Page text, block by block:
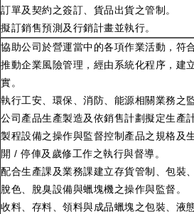
訂單及契約之簽訂、貨品出貨之管制。
擬訂銷售預測及行銷計畫並執行。
協助公司於營運當中的各項作業活動，符
推動企業風險管理，經由系統化程序，建
實。
執行工安、環保、消防、能源相關業務之
公司產品生產製造及依銷售計劃擬定生產
製程設備之操作與監督控制產品之規格及
開 / 停俥及歲修工作之執行與督導。
配合生產課及業務課建立存貨管制、包裝
脫色、脫臭設備與蠟塊機之操作與監督。
收料、存料、領料與成品蠟塊之包裝、液